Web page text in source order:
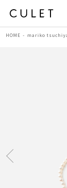
HOME mariko